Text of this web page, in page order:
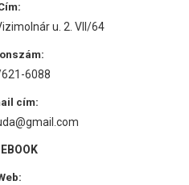
u. 2. VII/64
6088
cím: